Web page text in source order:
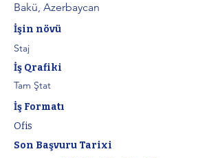
Bakü, Azerbaycan
İşin növü
Staj
İş Qrafiki
Tam Ştat
İş Formatı
Ofis
Son Başvuru Tarixi